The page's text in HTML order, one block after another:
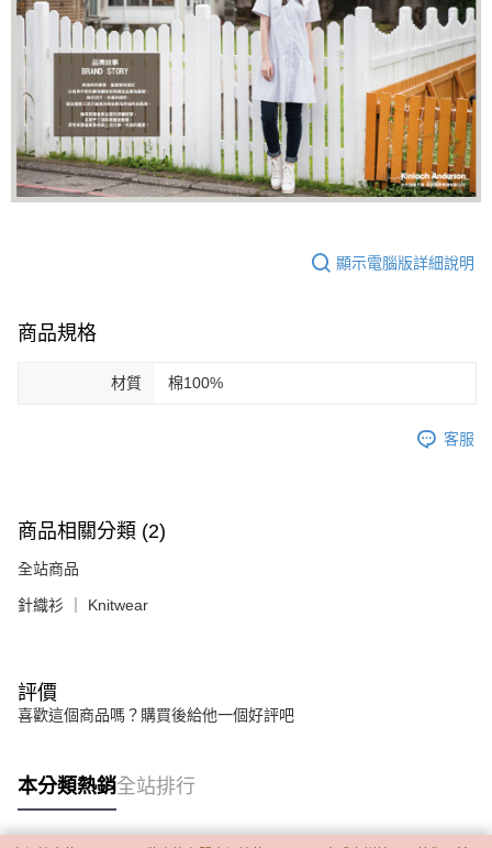
顯示電腦版詳細說明
商品規格
材質 棉100%
客服
商品相關分類 (2)
全站商品
針織衫 ｜ Knitwear
評價
喜歡這個商品嗎？購買後給他一個好評吧
本分類熱銷全站排行